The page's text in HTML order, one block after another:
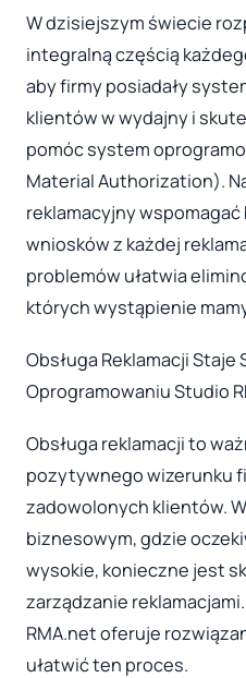
W dzisiejszym świecie
integralną częścią
aby firmy posiadały
klientów w wydajny i
pomóc system
Material Authorization).
reklamacyjny
wniosków z każdej
problemów ułatwia
których wystąpienie
Obsługa Reklamacji Staje
Oprogramowaniu Studio
Obsługa reklamacji to
pozytywnego wizerunku
zadowolonych klientów.
biznesowym, gdzie
wysokie, konieczne jest
zarządzanie
RMA.net oferuje
ułatwić ten proces.